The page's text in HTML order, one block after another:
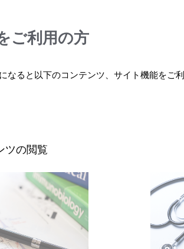
、日本でも数少ない施設です。中でも私
が向上するわけではありません。術前に
目標を持って進めていくのが当たり前に
たびに乗り越えてきました。こうしたト
興味を持って関わること」です。そうで
のか」を常に考えて臨床にあたり、それ
2021年7月28日）。国内でも比較的多いほ
存率が67%です（1997年〜2020年）。
率は上げられますが、全国から非常に厳
ご利用の方
なると以下のコンテンツ、サイト機能をご
ツの閲覧